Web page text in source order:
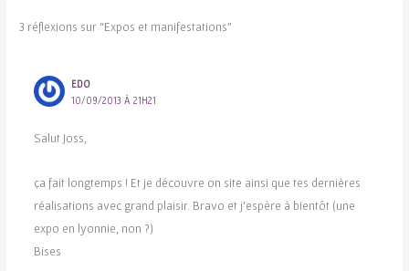
3 réflexions sur “Expos et manifestations”
EDO
10/09/2013 À 21H21
Salut Joss,
ça fait longtemps ! Et je découvre on site ainsi que tes dernières
réalisations avec grand plaisir. Bravo et j’espère à bientôt (une
expo en lyonnie, non ?)
Bises